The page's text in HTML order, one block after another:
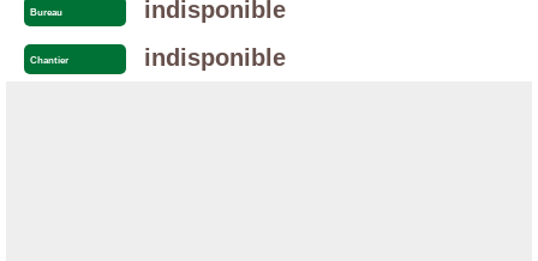
Bureau indisponible
Chantier indisponible